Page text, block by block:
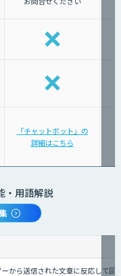
「チャットボット」の
詳細はこちら
・用語解説
ーから送信された文章に反応して